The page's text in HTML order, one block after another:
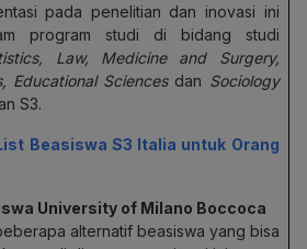
pada penelitian dan inovasi ini
program studi di bidang studi
Law, Medicine and Surgery,
Educational Sciences dan Sociology
S3.
Beasiswa S3 Italia untuk Orang
University of Milano Boccoca
alternatif beasiswa yang bisa